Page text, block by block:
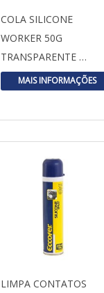
COLA SILICONE
WORKER 50G
TRANSPARENTE …
MAIS INFORMAÇÕES
LIMPA CONTATOS